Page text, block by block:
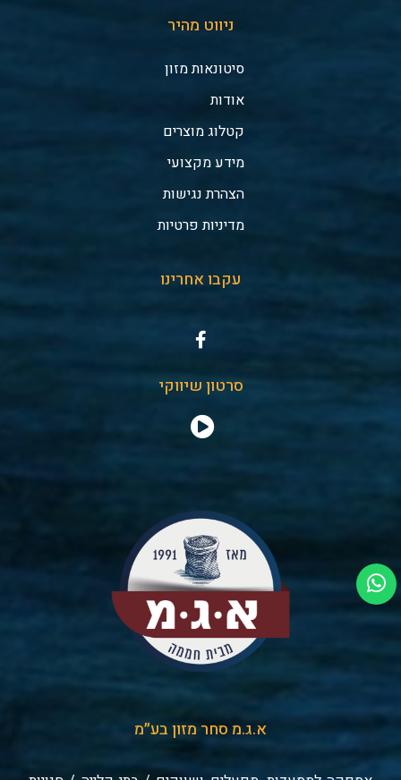
ניווט מהיר
סיטונאות מזון
אודות
קטלוג מוצרים
מידע מקצועי
הצהרת נגישות
מדיניות פרטיות
עקבו אחרינו
סרטון שיווקי
א.ג.מ סחר מזון בע״מ